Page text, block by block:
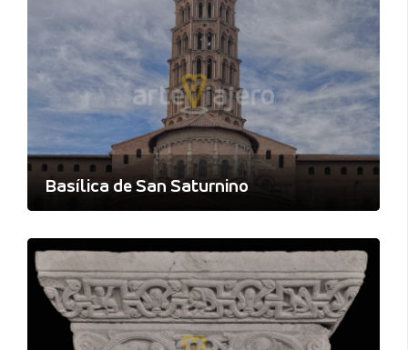
Basílica de San Saturnino